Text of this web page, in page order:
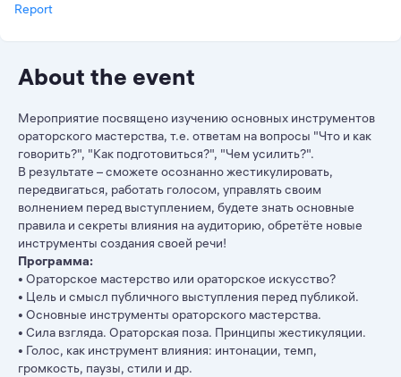
Report
About the event
Мероприятие посвящено изучению основных инструментов
ораторского мастерства, т.е. ответам на вопросы "Что и как
говорить?", "Как подготовиться?", "Чем усилить?".
В результате – сможете осознанно жестикулировать,
передвигаться, работать голосом, управлять своим
волнением перед выступлением, будете знать основные
правила и секреты влияния на аудиторию, обретёте новые
инструменты создания своей речи!
Программа:
• Ораторское мастерство или ораторское искусство?
• Цель и смысл публичного выступления перед публикой.
• Основные инструменты ораторского мастерства.
• Сила взгляда. Ораторская поза. Принципы жестикуляции.
• Голос, как инструмент влияния: интонации, темп,
громкость, паузы, стили и др.